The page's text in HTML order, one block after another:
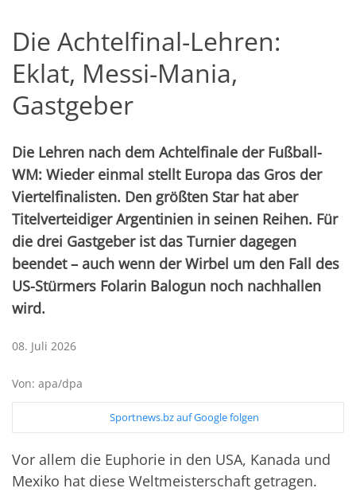
Die Achtelfinal-Lehren:
Eklat, Messi-Mania,
Gastgeber
Die Lehren nach dem Achtelfinale der Fußball-
WM: Wieder einmal stellt Europa das Gros der
Viertelfinalisten. Den größten Star hat aber
Titelverteidiger Argentinien in seinen Reihen. Für
die drei Gastgeber ist das Turnier dagegen
beendet – auch wenn der Wirbel um den Fall des
US-Stürmers Folarin Balogun noch nachhallen
wird.
08. Juli 2026
Von: apa/dpa
Sportnews.bz auf Google folgen
Vor allem die Euphorie in den USA, Kanada und
Mexiko hat diese Weltmeisterschaft getragen.